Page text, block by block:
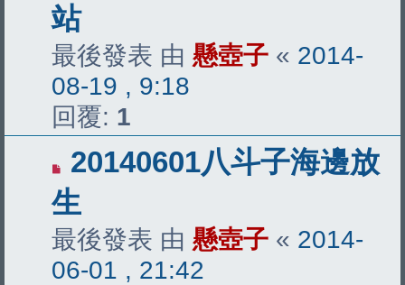
站
最後發表 由 懸壺子 « 2014-
08-19 , 9:18
回覆: 1
20140601八斗子海邊放
生
最後發表 由 懸壺子 « 2014-
06-01 , 21:42